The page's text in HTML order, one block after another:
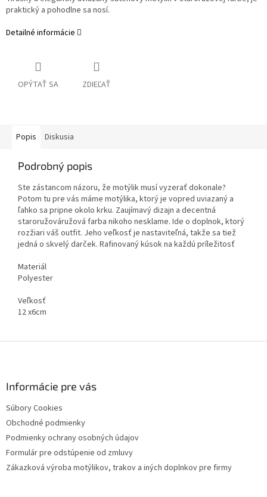
praktický a pohodlne sa nosí.
Detailné informácie
OPÝTAŤ SA ZDIEĽAŤ
Popis Diskusia
Podrobný popis
Ste zástancom názoru, že motýlik musí vyzerať dokonale?
Potom tu pre vás máme motýlika, ktorý je vopred uviazaný a
ľahko sa pripne okolo krku. Zaujímavý dizajn a decentná
staroružováružová farba nikoho nesklame. Ide o doplnok, ktorý
rozžiari váš outfit. Jeho veľkosť je nastaviteľná, takže sa tiež
jedná o skvelý darček. Rafinovaný kúsok na každú príležitosť
Materiál
Polyester
Veľkosť
12 x6cm
Informácie pre vás
Súbory Cookies
Obchodné podmienky
Podmienky ochrany osobných údajov
Formulár pre odstúpenie od zmluvy
Zákazková výroba motýlikov, trakov a iných doplnkov pre firmy